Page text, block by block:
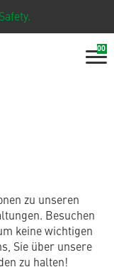
00
zu unseren
Besuchen
keine wichtigen
Sie über unsere
zu halten!